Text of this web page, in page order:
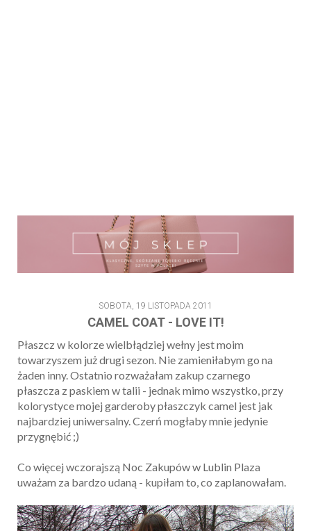
SOBOTA, 19 LISTOPADA 2011
CAMEL COAT - LOVE IT!
Płaszcz w kolorze wielbłądziej wełny jest moim
towarzyszem już drugi sezon. Nie zamieniłabym go na
żaden inny. Ostatnio rozważałam zakup czarnego
płaszcza z paskiem w talii - jednak mimo wszystko, przy
kolorystyce mojej garderoby płaszczyk camel jest jak
najbardziej uniwersalny. Czerń mogłaby mnie jedynie
przygnębić ;)
Co więcej wczorajszą Noc Zakupów w Lublin Plaza
uważam za bardzo udaną - kupiłam to, co zaplanowałam.